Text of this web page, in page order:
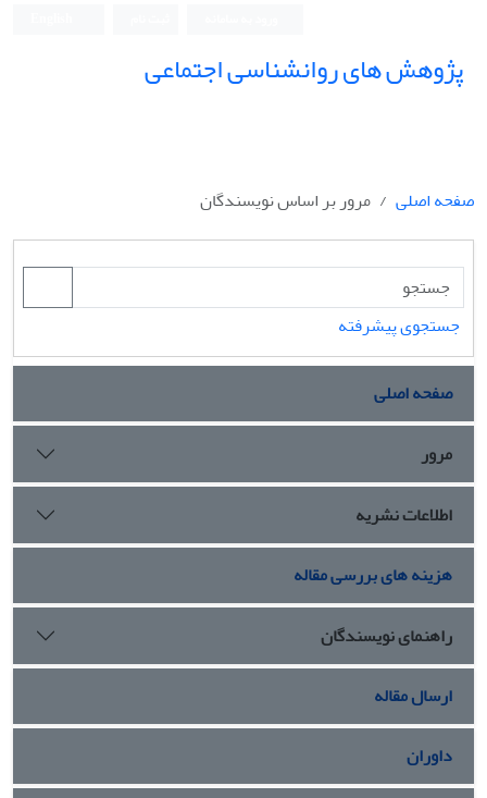
پژوهش های روانشناسی اجتماعی
صفحه اصلی مرور بر اساس نویسندگان
جستجوی پیشرفته
صفحه اصلی
مرور
اطلاعات نشریه
هزینه های بررسی مقاله
راهنمای نویسندگان
ارسال مقاله
داوران